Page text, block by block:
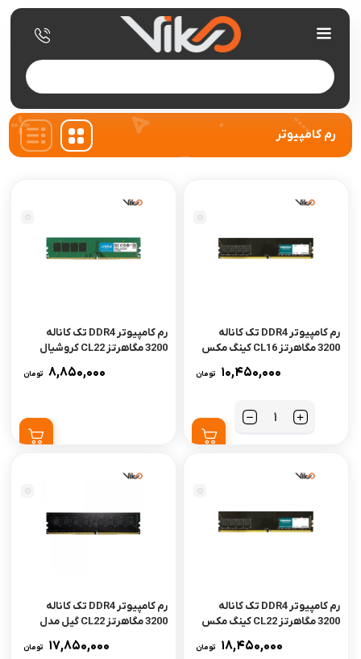
Products
search
رم کامپیوتر
رم کامپیوتر DDR4 تک کاناله
3200 مگاهرتز CL16 کینگ مکس
10,450,000 تومان
تعداد
رم کامپیوتر DDR4 تک کاناله
3200 مگاهرتز CL22 کروشیال
8,850,000 تومان
رم کامپیوتر DDR4 تک کاناله
3200 مگاهرتز CL22 کینگ مکس
18,450,000 تومان
رم کامپیوتر DDR4 تک کاناله
3200 مگاهرتز CL22 گیل مدل
17,850,000 تومان